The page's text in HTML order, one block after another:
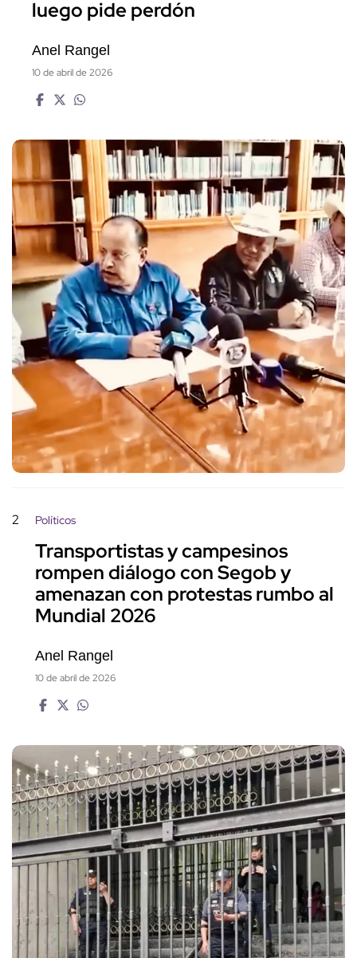
luego pide perdón
Anel Rangel
10 de abril de 2026
2 Políticos
Transportistas y campesinos
rompen diálogo con Segob y
amenazan con protestas rumbo al
Mundial 2026
Anel Rangel
10 de abril de 2026